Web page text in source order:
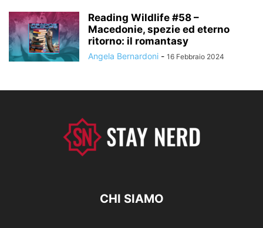
Reading Wildlife #58 –
Macedonie, spezie ed eterno
ritorno: il romantasy
Angela Bernardoni - 16 Febbraio 2024
CHI SIAMO